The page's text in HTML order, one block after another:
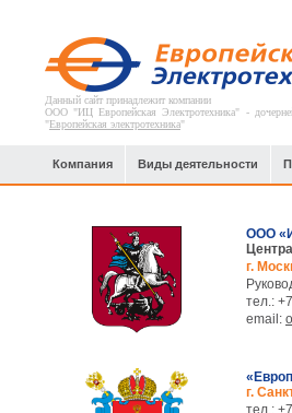
Данный сайт принадлежит компании
ООО "ИЦ Европейская Электротехника" -
"Европейская электротехника"
Компания Виды деятельности
ООО
г.
тел.:
email:
г.
тел.: